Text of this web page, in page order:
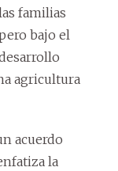
familias
bajo el
agricultura
acuerdo
la